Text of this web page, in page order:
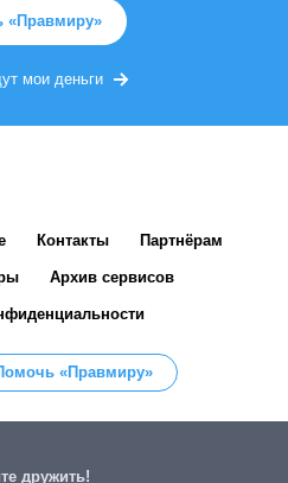
«Правмиру»
мои деньги
Контакты Партнёрам
Архив сервисов
«Правмиру»
дружить!